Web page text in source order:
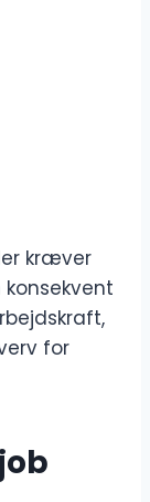
kræver
for